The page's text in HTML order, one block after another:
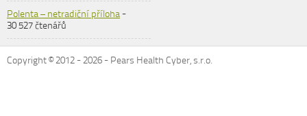
Polenta – netradiční příloha-
30 527 čtenářů
Copyright © 2012 -2026 - Pears Health Cyber, s.r.o.